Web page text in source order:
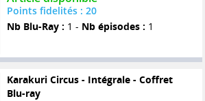
Points fidelités : 20
Nb Blu-Ray : 1 - Nb épisodes : 1
Karakuri Circus - Intégrale - Coffret
Blu-ray